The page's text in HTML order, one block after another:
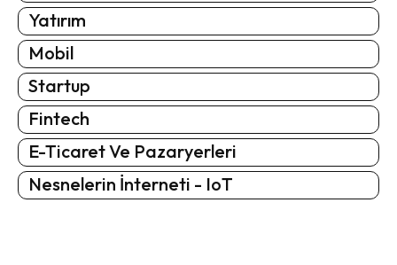
Yatırım
Mobil
Startup
Fintech
E-Ticaret Ve Pazaryerleri
Nesnelerin İnterneti - IoT